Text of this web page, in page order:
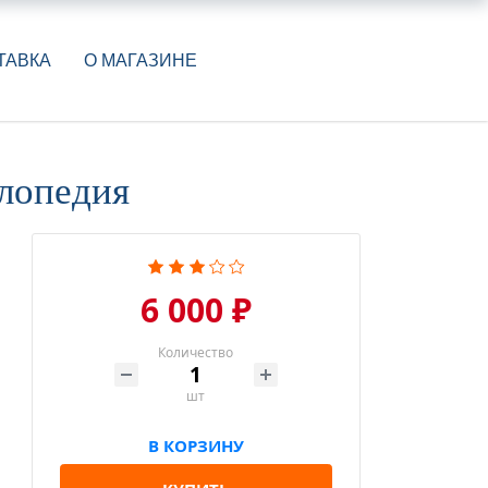
О МАГАЗИНЕ
6 000 ₽
Количество
шт
В КОРЗИНУ